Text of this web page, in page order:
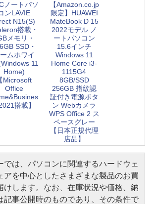
ノートパソ
ンLAVIE
N15(S)
搭載・
メモリ・
SSD・
ムホワイ
11
Home)
【Microsoft
Office
搭載】
【Amazon.co.jp
限定】HUAWEI
MateBook D 15
2022モデル ノ
ートパソコン
15.6インチ
Windows 11
Home Core i3-
1115G4
8GB/SSD
256GB 指紋認
証付き電源ボタ
ン Webカメラ
WPS Office 2 ス
ペースグレー
【日本正規代理
店品】
は、パソコンに関連するハードウェ
アを中心としたさまざまな製品のお買
けします。なお、在庫状況や価格、納
記事公開時のものであり、その条件で